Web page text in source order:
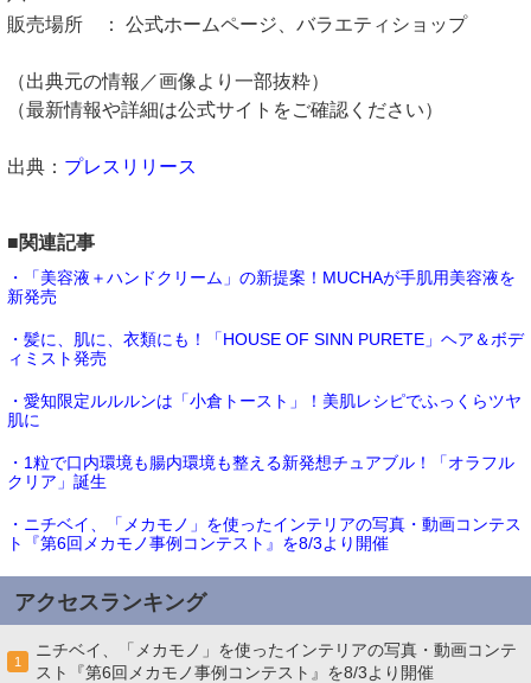
販売場所 ： 公式ホームページ、バラエティショップ
（出典元の情報／画像より一部抜粋）
（最新情報や詳細は公式サイトをご確認ください）
出典： プレスリリース
■関連記事
・「美容液＋ハンドクリーム」の新提案！MUCHAが手肌用美容液を
新発売
・髪に、肌に、衣類にも！「HOUSE OF SINN PURETE」ヘア＆ボデ
ィミスト発売
・愛知限定ルルルンは「小倉トースト」！美肌レシピでふっくらツヤ
肌に
・1粒で口内環境も腸内環境も整える新発想チュアブル！「オラフル
クリア」誕生
・ニチベイ、「メカモノ」を使ったインテリアの写真・動画コンテス
ト『第6回メカモノ事例コンテスト』を8/3より開催
アクセスランキング
1
ニチベイ、「メカモノ」を使ったインテリアの写真・動画コンテ
スト『第6回メカモノ事例コンテスト』を8/3より開催